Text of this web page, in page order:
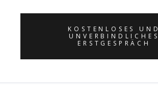
KOSTENLOSES UND
UNVERBINDLICHES
ERSTGESPRÄCH